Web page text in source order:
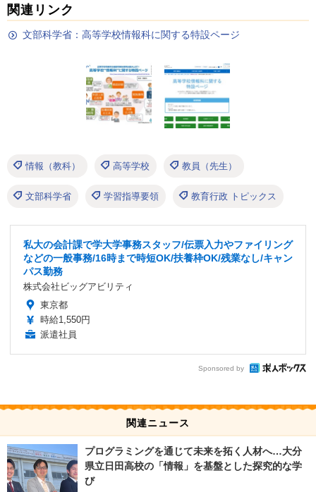
関連リンク
文部科学省：高等学校情報科に関する特設ページ
情報（教科） 高等学校 教員（先生）
文部科学省 学習指導要領 教育行政 トピックス
私大の会計課で学大学事務スタッフ/伝票入力やファイリング
などの一般事務/16時まで時短OK/扶養枠OK/残業なし/キャン
パス勤務
株式会社ビッグアビリティ
東京都
時給1,550円
派遣社員
Sponsored by
関連ニュース
プログラミングを通じて未来を拓く人材へ…大分
県立日田高校の「情報」を基盤とした探究的な学
び